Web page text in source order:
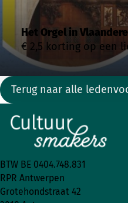
Het Orgel in
€ 2,5 korting op een
Terug naar alle
BTW BE 0404.748.831
RPR Antwerpen
Grotehondstraat 42